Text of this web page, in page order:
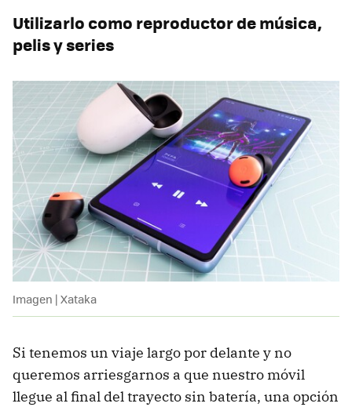
Utilizarlo como reproductor de música,
pelis y series
Imagen | Xataka
Si tenemos un viaje largo por delante y no
queremos arriesgarnos a que nuestro móvil
llegue al final del trayecto sin batería, una opción